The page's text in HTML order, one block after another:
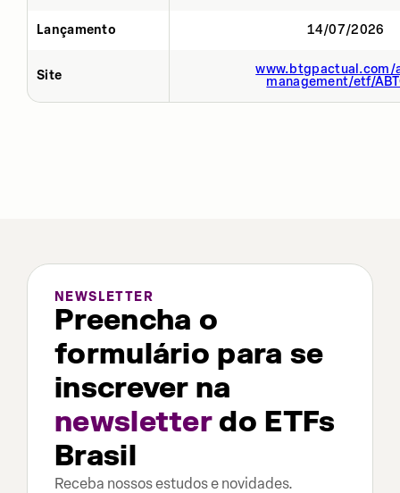
Lançamento 14/07/2026
Site
www.btgpactual.com/
management/etf/
NEWSLETTER
Preencha o
formulário para se
inscrever na
newsletterdo ETFs
Brasil
Receba nossos estudos e novidades.